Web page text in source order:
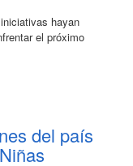
hayan
el próximo
del país